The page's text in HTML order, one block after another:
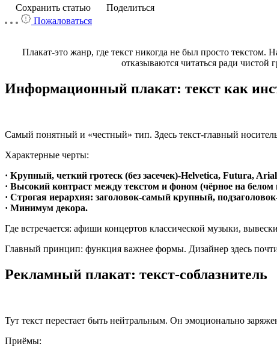
Сохранить статью
Поделиться
Пожаловаться
Плакат-это жанр, где текст никогда не был просто
отказываются читаться ради чистой
Информационный плакат: текст как
Самый понятный и «честный» тип. Здесь текст-главный
Характерные черты:
· Крупный, четкий гротеск (без засечек)-Helvetica, Futura,
· Высокий контраст между текстом и фоном (чёрное на белом
· Строгая иерархия: заголовок-самый крупный,
· Минимум декора.
Где встречается: афиши концертов классической музыки,
Главный принцип: функция важнее формы. Дизайнер здесь
Рекламный плакат: текст-соблазнитель
Тут текст перестает быть нейтральным. Он эмоционально
Приёмы: